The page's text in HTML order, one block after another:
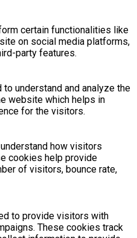
certain functionalities like
on social media platforms,
party features.
understand and analyze the
website which helps in
for the visitors.
how visitors
cookies help provide
of visitors, bounce rate,
to provide visitors with
These cookies track